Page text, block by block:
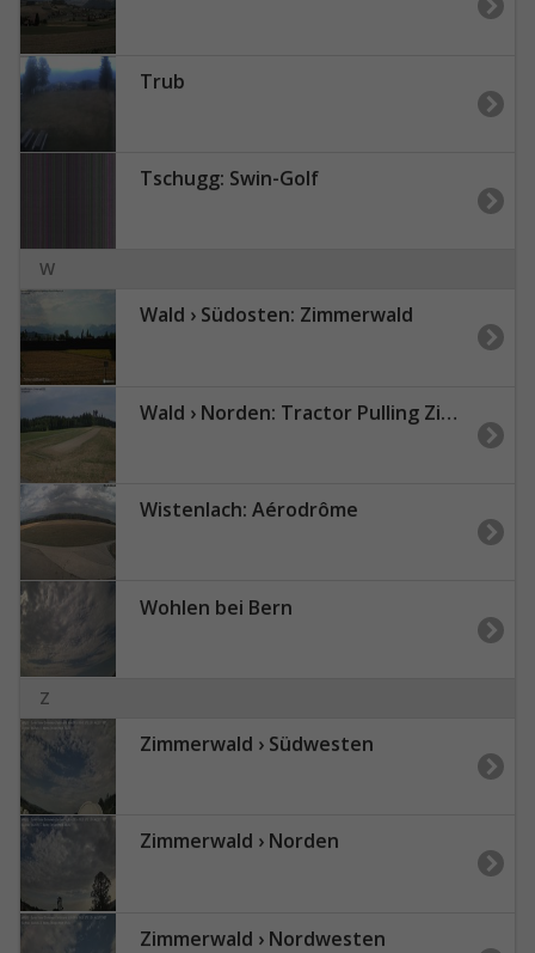
Trub
Tschugg: Swin-Golf
W
Wald › Südosten: Zimmerwald
Wald › Norden: Tractor Pulling Zimmerwald
Wistenlach: Aérodrôme
Wohlen bei Bern
Z
Zimmerwald › Südwesten
Zimmerwald › Norden
Zimmerwald › Nordwesten